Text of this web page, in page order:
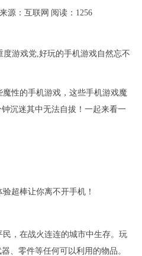
来源：互联网 阅读：1256
度游戏党,好玩的手机游戏自然忘不
性的手机游戏，这些手机游戏魔
沉迷其中无法自拔！一起来看一
，在战火连连的城市中生存。玩
、零件等任何可以利用的物品。